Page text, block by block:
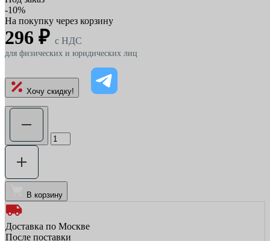
-10%
На покупку через корзину
296 ₽ c НДС
для физических и юридических лиц
Хочу скидку!
В корзину
Доставка по Москве
После поставки